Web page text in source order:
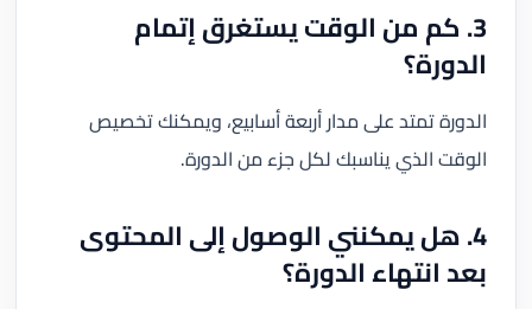
3. كم من الوقت يستغرق إتمام
الدورة؟
الدورة تمتد على مدار أربعة أسابيع، ويمكنك تخصيص
الوقت الذي يناسبك لكل جزء من الدورة.
4. هل يمكنني الوصول إلى المحتوى
بعد انتهاء الدورة؟